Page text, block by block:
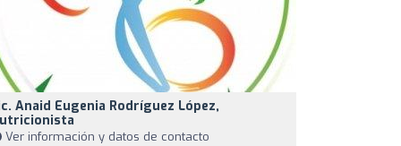
Anaid Eugenia Rodríguez López,
Ver información y datos de contacto